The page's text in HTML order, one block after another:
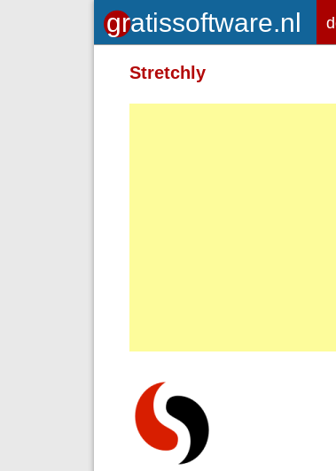
Stretchly
Toegelaten HTML-
<br> <p>
Adressen van